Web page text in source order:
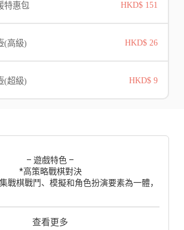
特惠包 HKD$ 151
(高級) HKD$ 26
(超級) HKD$ 9
– 遊戲特色 –
*高策略戰棋對決
戰棋戰鬥、模擬和角色扮演要素為一體，
攻擊模式，將戰局一步步推向勝利！操作
簡單而具有高度策略性。
查看更多